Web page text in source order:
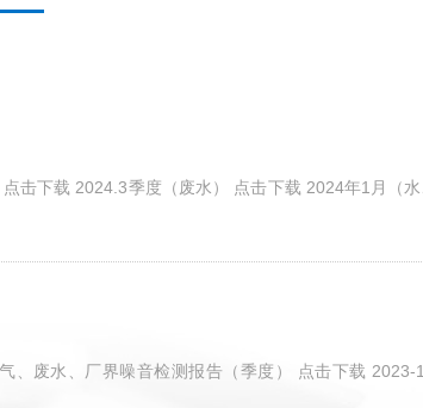
下载 2024.3季度（废水） 点击下载 2024年1月（水
废水、厂界噪音检测报告（季度） 点击下载 2023-